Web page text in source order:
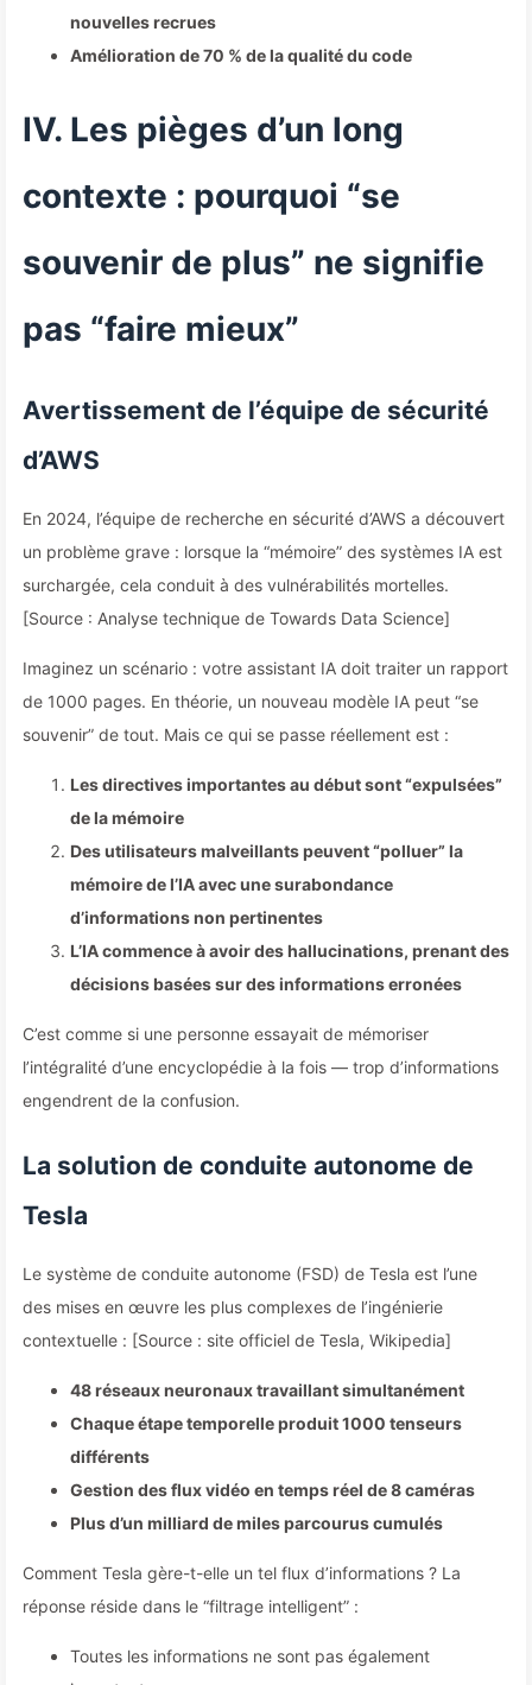
nouvelles recrues
Amélioration de 70 % de la qualité du code
IV. Les pièges d’un long
contexte : pourquoi “se
souvenir de plus” ne signifie
pas “faire mieux”
Avertissement de l’équipe de sécurité
d’AWS
En 2024, l’équipe de recherche en sécurité d’AWS a découvert
un problème grave : lorsque la “mémoire” des systèmes IA est
surchargée, cela conduit à des vulnérabilités mortelles.
[Source : Analyse technique de Towards Data Science]
Imaginez un scénario : votre assistant IA doit traiter un rapport
de 1000 pages. En théorie, un nouveau modèle IA peut “se
souvenir” de tout. Mais ce qui se passe réellement est :
Les directives importantes au début sont “expulsées”
de la mémoire
Des utilisateurs malveillants peuvent “polluer” la
mémoire de l’IA avec une surabondance
d’informations non pertinentes
L’IA commence à avoir des hallucinations, prenant des
décisions basées sur des informations erronées
C’est comme si une personne essayait de mémoriser
l’intégralité d’une encyclopédie à la fois — trop d’informations
engendrent de la confusion.
La solution de conduite autonome de
Tesla
Le système de conduite autonome (FSD) de Tesla est l’une
des mises en œuvre les plus complexes de l’ingénierie
contextuelle : [Source : site officiel de Tesla, Wikipedia]
48 réseaux neuronaux travaillant simultanément
Chaque étape temporelle produit 1000 tenseurs
différents
Gestion des flux vidéo en temps réel de 8 caméras
Plus d’un milliard de miles parcourus cumulés
Comment Tesla gère-t-elle un tel flux d’informations ? La
réponse réside dans le “filtrage intelligent” :
Toutes les informations ne sont pas également